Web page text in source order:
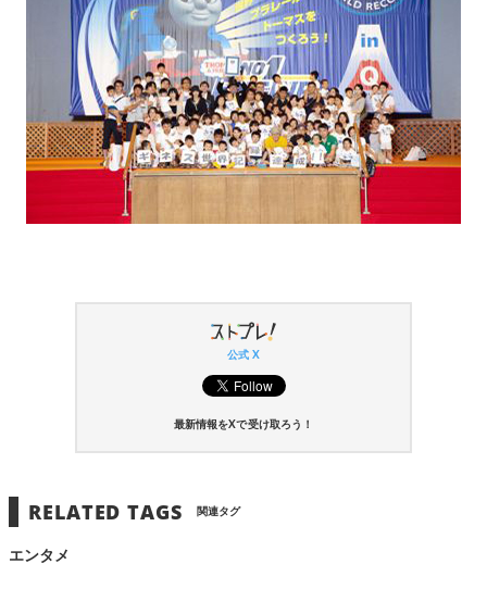
公式 X
最新情報をXで受け取ろう！
RELATED TAGS 関連タグ
エンタメ